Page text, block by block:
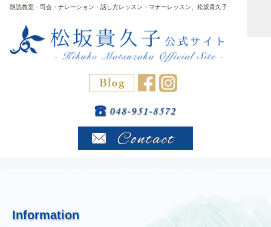
朗読教室・司会・ナレーション・話し方レッスン・マナーレッスン、松坂貴久子
Information